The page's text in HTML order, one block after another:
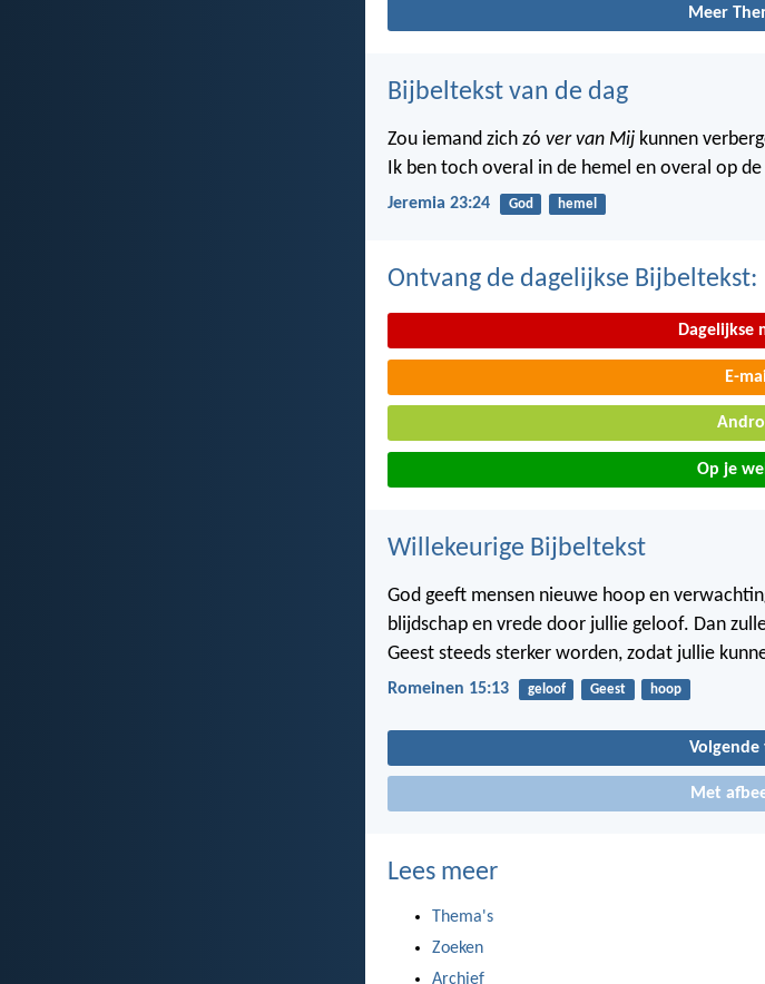
Meer
Bijbeltekst van de dag
Zou iemand zich zó ver van Mij kunnen
Ik ben toch overal in de hemel en overal op de
Jeremia 23:24 God hemel
Ontvang de dagelijkse Bijbeltekst:
Dagelijkse
E-
Op je
Willekeurige Bijbeltekst
God geeft mensen nieuwe hoop en
blijdschap en vrede door jullie geloof. Dan
Geest steeds sterker worden, zodat jullie
Romeinen 15:13 geloof Geest hoop
Volgende
Met
Lees meer
Thema's
Zoeken
Archief